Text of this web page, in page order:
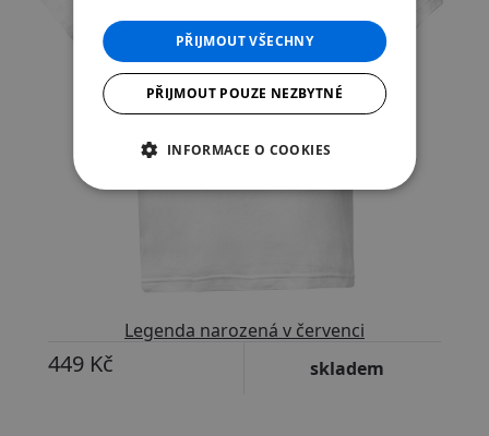
Legenda narozená v červenci
449 Kč skladem
PŘIJMOUT VŠECHNY
PŘIJMOUT POUZE NEZBYTNÉ
INFORMACE O COOKIES